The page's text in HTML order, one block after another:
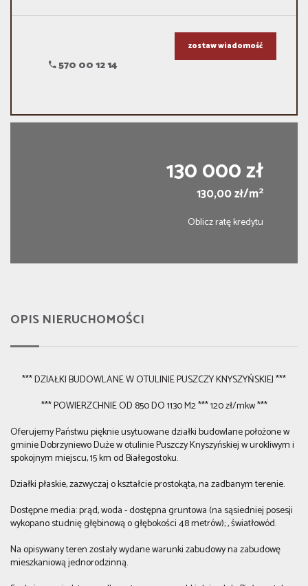
570 00 12 14
zostaw wiadomość
130 000 zł
130,00 zł/m2
Oblicz ratę kredytu
OPIS NIERUCHOMOŚCI
*** DZIAŁKI BUDOWLANE W OTULINIE PUSZCZY KNYSZYŃSKIEJ ***
*** POWIERZCHNIE OD 850 DO 1130 M2 *** 120 zł/mkw ***
Oferujemy Państwu pięknie usytuowane działki budowlane położone w
gminie Dobrzyniewo Duże w otulinie Puszczy Knyszyńskiej w urokliwym i
spokojnym miejscu, 15 km od Białegostoku.
Działki płaskie, zazwyczaj o kształcie prostokąta, na zadbanym terenie.
Dostępne media: prąd, woda - dostępna gruntowa (na sąsiedniej posesji
wykopano studnię głębinową o głębokości 48 metrów); , światłowód.
Na opisywany teren zostały wydane warunki zabudowy na zabudowę
mieszkaniową jednorodzinną.